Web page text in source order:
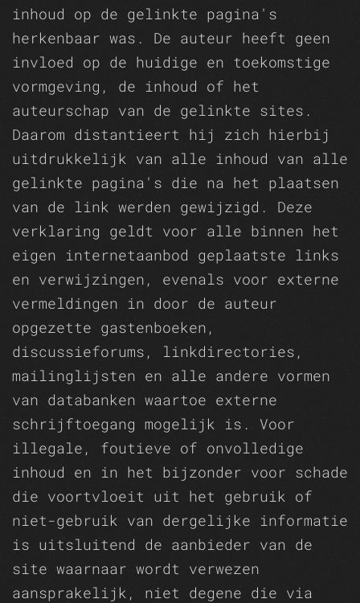
inhoud op de gelinkte pagina's
herkenbaar was. De auteur heeft geen
invloed op de huidige en toekomstige
vormgeving, de inhoud of het
auteurschap van de gelinkte sites.
Daarom distantieert hij zich hierbij
uitdrukkelijk van alle inhoud van alle
gelinkte pagina's die na het plaatsen
van de link werden gewijzigd. Deze
verklaring geldt voor alle binnen het
eigen internetaanbod geplaatste links
en verwijzingen, evenals voor externe
vermeldingen in door de auteur
opgezette gastenboeken,
discussieforums, linkdirectories,
mailinglijsten en alle andere vormen
van databanken waartoe externe
schrijftoegang mogelijk is. Voor
illegale, foutieve of onvolledige
inhoud en in het bijzonder voor schade
die voortvloeit uit het gebruik of
niet-gebruik van dergelijke informatie
is uitsluitend de aanbieder van de
site waarnaar wordt verwezen
aansprakelijk, niet degene die via